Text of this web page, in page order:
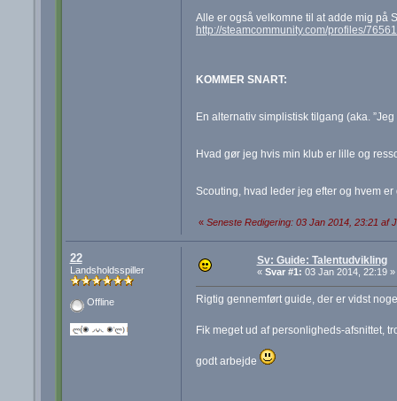
Alle er også velkomne til at adde mig på
http://steamcommunity.com/profiles/
KOMMER SNART:
En alternativ simplistisk tilgang (aka. ”Jeg
Hvad gør jeg hvis min klub er lille og
Scouting, hvad leder jeg efter og hvem
« Seneste Redigering: 03 Jan 2014, 23:21 af
22
Landsholdsspiller
Offline
Sv: Guide: Talentudvikling
« Svar #1: 03 Jan 2014, 22:19 »
Rigtig gennemført guide, der er vidst
Fik meget ud af personligheds-afsnittet,
godt arbejde